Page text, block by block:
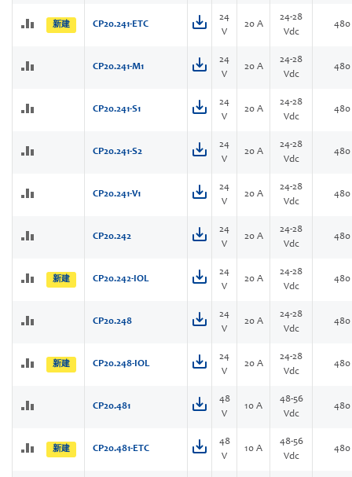
新建 CP20.241-ETC
24
V
20 A
24-28
Vdc
480
CP20.241-M1
24
V
20 A
24-28
Vdc
480
CP20.241-S1
24
V
20 A
24-28
Vdc
480
CP20.241-S2
24
V
20 A
24-28
Vdc
480
CP20.241-V1
24
V
20 A
24-28
Vdc
480
CP20.242
24
V
20 A
24-28
Vdc
480
新建 CP20.242-IOL
24
V
20 A
24-28
Vdc
480
CP20.248
24
V
20 A
24-28
Vdc
480
新建 CP20.248-IOL
24
V
20 A
24-28
Vdc
480
CP20.481
48
V
10 A
48-56
Vdc
480
新建 CP20.481-ETC
48
V
10 A
48-56
Vdc
480